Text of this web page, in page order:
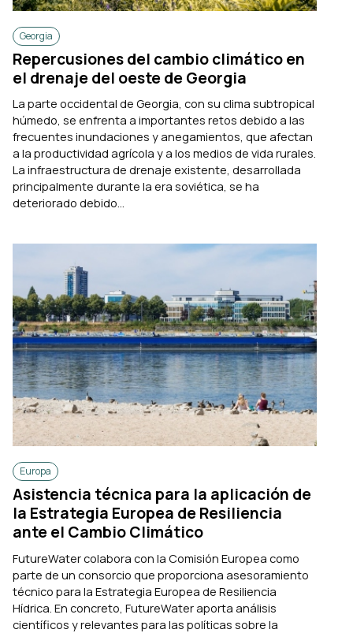
Georgia
Repercusiones del cambio climático en
el drenaje del oeste de Georgia
La parte occidental de Georgia, con su clima subtropical
húmedo, se enfrenta a importantes retos debido a las
frecuentes inundaciones y anegamientos, que afectan
a la productividad agrícola y a los medios de vida rurales.
La infraestructura de drenaje existente, desarrollada
principalmente durante la era soviética, se ha
deteriorado debido...
Europa
Asistencia técnica para la aplicación de
la Estrategia Europea de Resiliencia
ante el Cambio Climático
FutureWater colabora con la Comisión Europea como
parte de un consorcio que proporciona asesoramiento
técnico para la Estrategia Europea de Resiliencia
Hídrica. En concreto, FutureWater aporta análisis
científicos y relevantes para las políticas sobre la